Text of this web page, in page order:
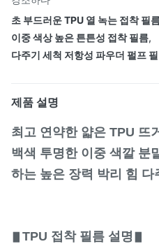
초 부드러운 TPU 열 녹는 접착 필
이중 색상 높은 튼튼성 접착 필름,
다주기 세척 저항성 파우더 펄프
제품 설명
최고 연약한 얇은 TPU 뜨
백색 투명한 이중 색깔 분
하는 높은 장력 박리 힘 다
TPU 접착 필름 설명